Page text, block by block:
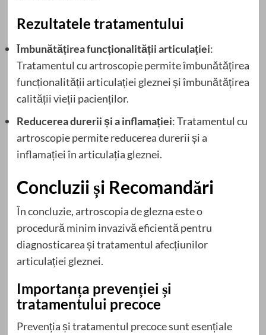
Rezultatele tratamentului
Îmbunătățirea funcționalității articulației:
Tratamentul cu artroscopie permite îmbunătățirea
funcționalității articulației gleznei și îmbunătățirea
calității vieții pacienților.
Reducerea durerii și a inflamației: Tratamentul cu
artroscopie permite reducerea durerii și a
inflamației în articulația gleznei.
Concluzii și Recomandări
În concluzie, artroscopia de glezna este o
procedură minim invazivă eficientă pentru
diagnosticarea și tratamentul afecțiunilor
articulației gleznei.
Importanța prevenției și
tratamentului precoce
Prevenția și tratamentul precoce sunt esențiale